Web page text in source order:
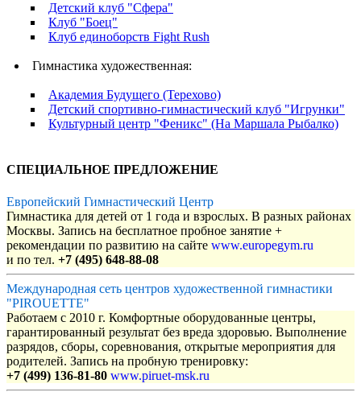
Детский клуб "Сфера"
Клуб "Боец"
Клуб единоборств Fight Rush
Гимнастика художественная:
Академия Будущего (Терехово)
Детский спортивно-гимнастический клуб "Игрунки"
Культурный центр "Феникс" (На Маршала Рыбалко)
СПЕЦИАЛЬНОЕ ПРЕДЛОЖЕНИЕ
Европейский Гимнастический Центр
Гимнастика для детей от 1 года и взрослых. В разных районах
Москвы. Запись на бесплатное пробное занятие +
рекомендации по развитию на сайте www.europegym.ru
и по тел. +7 (495) 648-88-08
Международная сеть центров художественной гимнастики
"PIROUETTE"
Работаем с 2010 г. Комфортные оборудованные центры,
гарантированный результат без вреда здоровью. Выполнение
разрядов, сборы, соревнования, открытые мероприятия для
родителей. Запись на пробную тренировку:
+7 (499) 136-81-80 www.piruet-msk.ru